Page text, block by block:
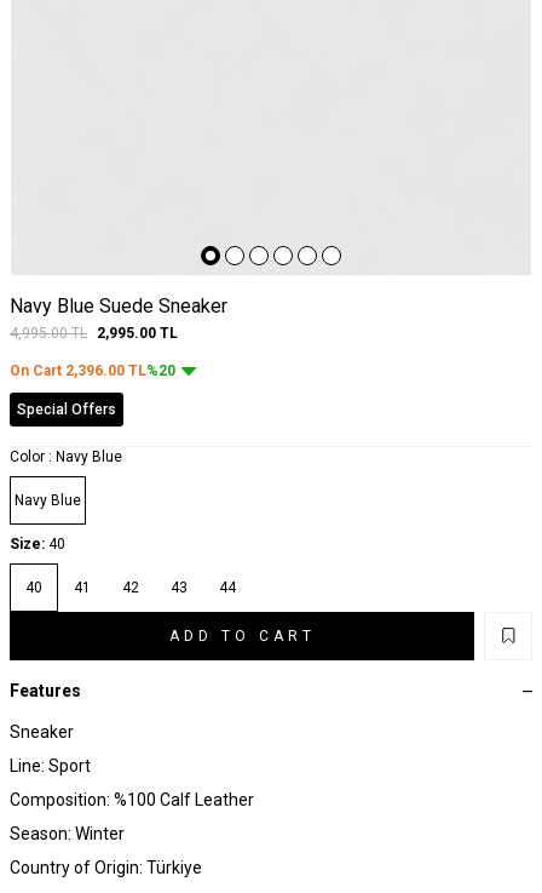
Navy Blue Suede Sneaker
4,995.00TL 2,995.00 TL
On Cart 2,396.00 TL%20
Special Offers
Color : Navy Blue
Navy Blue
Size: 40
40 41 42 43 44
ADD TO CART
Features
Sneaker
Line: Sport
Composition: %100 Calf Leather
Season: Winter
Country of Origin: Türkiye